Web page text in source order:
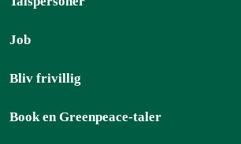
Job
Bliv frivillig
Book en Greenpeace-taler